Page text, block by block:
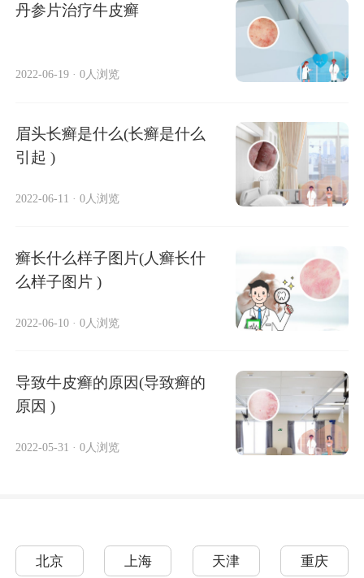
丹参片治疗牛皮癣
2022-06-19 · 0人浏览
眉头长癣是什么(长癣是什么
引起 )
2022-06-11 · 0人浏览
癣长什么样子图片(人癣长什
么样子图片 )
2022-06-10 · 0人浏览
导致牛皮癣的原因(导致癣的
原因 )
2022-05-31 · 0人浏览
北京 上海 天津 重庆